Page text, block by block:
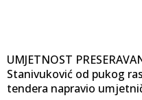
UMJETNOST
Stanivuković od pukog
tendera napravio